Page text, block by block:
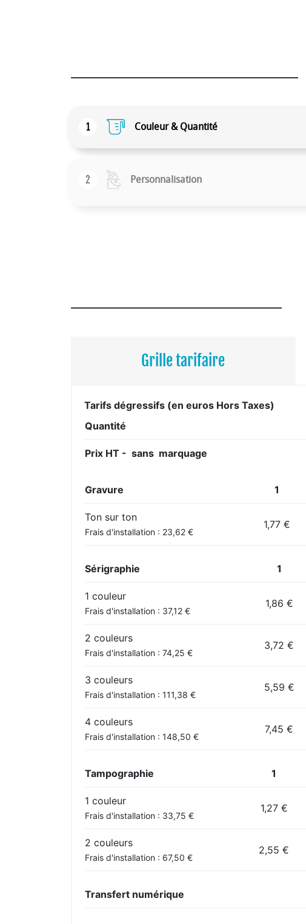
1 Couleur & Quantité
2 Personnalisation
Grille tarifaire
Tarifs dégressifs (en euros Hors Taxes)
Quantité
Prix HT - sans marquage
Gravure 1
Ton sur ton
Frais d'installation : 23,62 €
1,77 €
Sérigraphie 1
1 couleur
Frais d'installation : 37,12 €
1,86 €
2 couleurs
Frais d'installation : 74,25 €
3,72 €
3 couleurs
Frais d'installation : 111,38 €
5,59 €
4 couleurs
Frais d'installation : 148,50 €
7,45 €
Tampographie 1
1 couleur
Frais d'installation : 33,75 €
1,27 €
2 couleurs
Frais d'installation : 67,50 €
2,55 €
Transfert numérique